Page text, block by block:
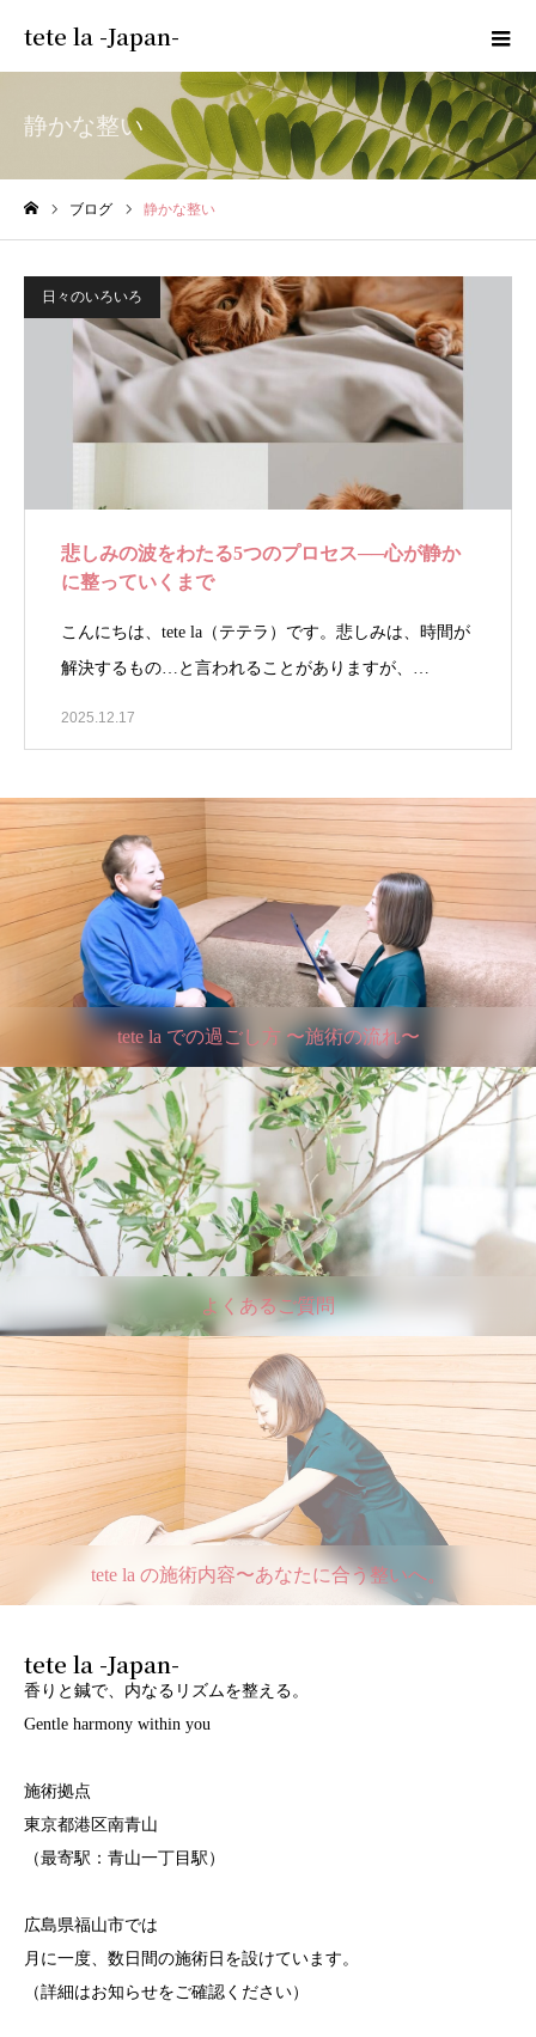
tete la -Japan-
静かな整い
ブログ 静かな整い
日々のいろいろ
悲しみの波をわたる5つのプロセス──心が静か
に整っていくまで
こんにちは、tete la（テテラ）です。悲しみは、時間が
解決するもの…と言われることがありますが、…
2025.12.17
tete la での過ごし方 〜施術の流れ〜
よくあるご質問
tete la の施術内容〜あなたに合う整いへ。
tete la -Japan-
香りと鍼で、内なるリズムを整える。
Gentle harmony within you
施術拠点
東京都港区南青山
（最寄駅：青山一丁目駅）
広島県福山市では
月に一度、数日間の施術日を設けています。
（詳細はお知らせをご確認ください）